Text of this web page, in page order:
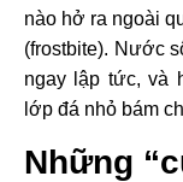
nào hở ra ngoài
(frostbite). Nước
ngay lập tức, và
lớp đá nhỏ bám
Những